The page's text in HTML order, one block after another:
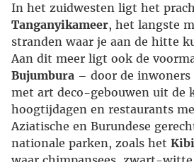
In het zuidwesten ligt het
Tanganyikameer, het langste
stranden waar je aan de hitte
Aan dit meer ligt ook de
Bujumbura – door de inwoners
met art deco-gebouwen uit de
hoogtijdagen en restaurants
Aziatische en Burundese
nationale parken, zoals het